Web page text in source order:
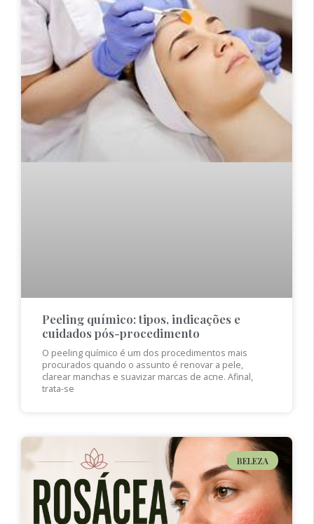
Peeling químico: tipos, indicações e
cuidados pós-procedimento
O peeling químico é um dos procedimentos mais
procurados quando o assunto é renovar a pele,
clarear manchas e suavizar marcas de acne. Afinal,
trata-se
BELEZA